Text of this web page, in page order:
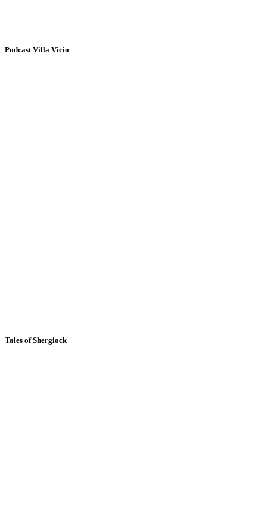
Podcast Villa Vicio
Tales of Shergiock